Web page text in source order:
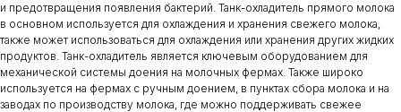
и предотвращения появления бактерий. Танк-охладитель прямого молока
в основном используется для охлаждения и хранения свежего молока,
также может использоваться для охлаждения или хранения других жидких
продуктов. Танк-охладитель является ключевым оборудованием для
механической системы доения на молочных фермах. Также широко
используется на фермах с ручным доением, в пунктах сбора молока и на
заводах по производству молока, где можно поддерживать свежее